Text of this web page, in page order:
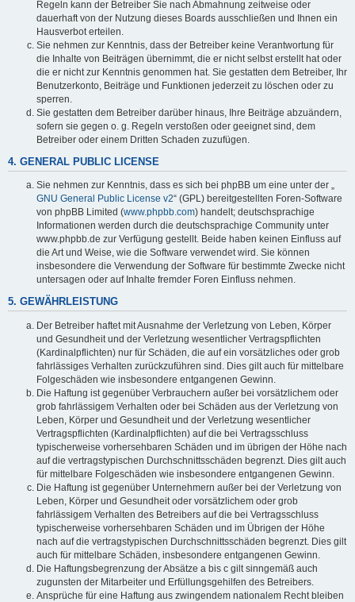
Regeln kann der Betreiber Sie nach Abmahnung zeitweise oder
dauerhaft von der Nutzung dieses Boards ausschließen und Ihnen ein
Hausverbot erteilen.
Sie nehmen zur Kenntnis, dass der Betreiber keine Verantwortung für
die Inhalte von Beiträgen übernimmt, die er nicht selbst erstellt hat oder
die er nicht zur Kenntnis genommen hat. Sie gestatten dem Betreiber, Ihr
Benutzerkonto, Beiträge und Funktionen jederzeit zu löschen oder zu
sperren.
Sie gestatten dem Betreiber darüber hinaus, Ihre Beiträge abzuändern,
sofern sie gegen o. g. Regeln verstoßen oder geeignet sind, dem
Betreiber oder einem Dritten Schaden zuzufügen.
4. GENERAL PUBLIC LICENSE
Sie nehmen zur Kenntnis, dass es sich bei phpBB um eine unter der „
GNU General Public License v2“ (GPL) bereitgestellten Foren-Software
von phpBB Limited (www.phpbb.com) handelt; deutschsprachige
Informationen werden durch die deutschsprachige Community unter
www.phpbb.de zur Verfügung gestellt. Beide haben keinen Einfluss auf
die Art und Weise, wie die Software verwendet wird. Sie können
insbesondere die Verwendung der Software für bestimmte Zwecke nicht
untersagen oder auf Inhalte fremder Foren Einfluss nehmen.
5. GEWÄHRLEISTUNG
Der Betreiber haftet mit Ausnahme der Verletzung von Leben, Körper
und Gesundheit und der Verletzung wesentlicher Vertragspflichten
(Kardinalpflichten) nur für Schäden, die auf ein vorsätzliches oder grob
fahrlässiges Verhalten zurückzuführen sind. Dies gilt auch für mittelbare
Folgeschäden wie insbesondere entgangenen Gewinn.
Die Haftung ist gegenüber Verbrauchern außer bei vorsätzlichem oder
grob fahrlässigem Verhalten oder bei Schäden aus der Verletzung von
Leben, Körper und Gesundheit und der Verletzung wesentlicher
Vertragspflichten (Kardinalpflichten) auf die bei Vertragsschluss
typischerweise vorhersehbaren Schäden und im übrigen der Höhe nach
auf die vertragstypischen Durchschnittsschäden begrenzt. Dies gilt auch
für mittelbare Folgeschäden wie insbesondere entgangenen Gewinn.
Die Haftung ist gegenüber Unternehmern außer bei der Verletzung von
Leben, Körper und Gesundheit oder vorsätzlichem oder grob
fahrlässigem Verhalten des Betreibers auf die bei Vertragsschluss
typischerweise vorhersehbaren Schäden und im Übrigen der Höhe
nach auf die vertragstypischen Durchschnittsschäden begrenzt. Dies gilt
auch für mittelbare Schäden, insbesondere entgangenen Gewinn.
Die Haftungsbegrenzung der Absätze a bis c gilt sinngemäß auch
zugunsten der Mitarbeiter und Erfüllungsgehilfen des Betreibers.
Ansprüche für eine Haftung aus zwingendem nationalem Recht bleiben